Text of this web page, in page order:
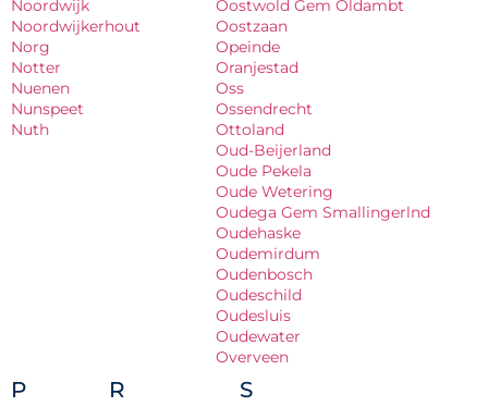
Noordwijk
Noordwijkerhout
Norg
Notter
Nuenen
Nunspeet
Nuth
Oostwold Gem Oldambt
Oostzaan
Opeinde
Oranjestad
Oss
Ossendrecht
Ottoland
Oud-Beijerland
Oude Pekela
Oude Wetering
Oudega Gem Smallingerlnd
Oudehaske
Oudemirdum
Oudenbosch
Oudeschild
Oudesluis
Oudewater
Overveen
P R S